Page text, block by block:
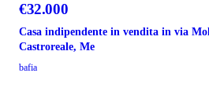
€32.000
Casa indipendente in vendita in via
Castroreale, Me
bafia